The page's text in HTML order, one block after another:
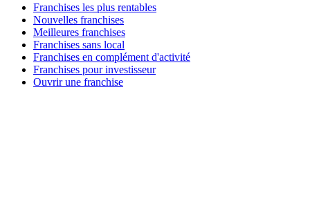
Franchises les plus rentables
Nouvelles franchises
Meilleures franchises
Franchises sans local
Franchises en complément d'activité
Franchises pour investisseur
Ouvrir une franchise